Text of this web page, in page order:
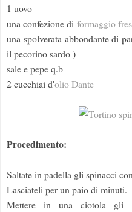
1 uovo
una confezione di formaggio
una spolverata abbondante di
il pecorino sardo )
sale e pepe q.b
2 cucchiai d'olio Dante
Procedimento:
Saltate in padella gli spinacci
Lasciateli per un paio di minuti.
Mettere in una ciotola gli